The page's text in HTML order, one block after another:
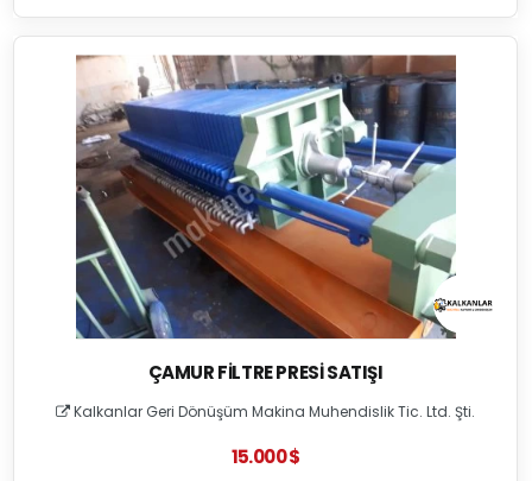
ÇAMUR FILTRE PRESI SATIŞI
Kalkanlar Geri Dönüşüm Makina Muhendislik Tic. Ltd. Şti.
15.000 $